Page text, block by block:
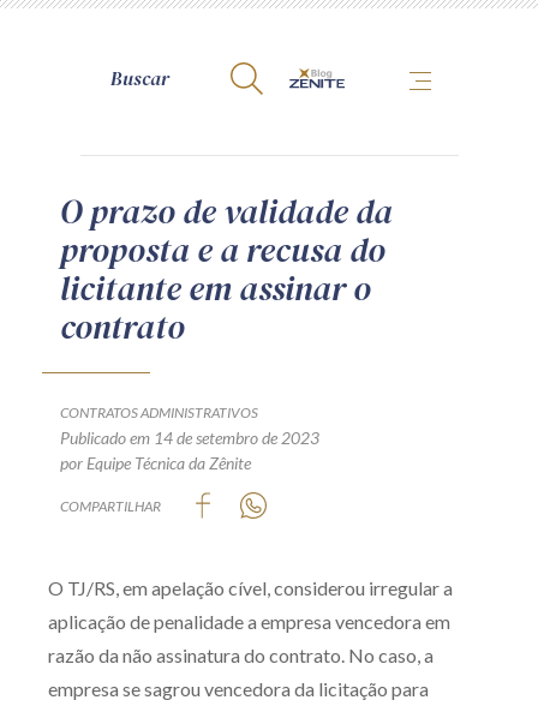
A Zênite
Como publicar conosco
Site da Zênite
Guia de Direitos dos Titulares de Dados
Encarregado (contato)
Zênite Fácil IA
Zênite Play
O prazo de validade da
proposta e a recusa do
licitante em assinar o
contrato
CONTRATOS ADMINISTRATIVOS
Publicado em 14 de setembro de 2023
por Equipe Técnica da Zênite
COMPARTILHAR
O TJ/RS, em apelação cível, considerou irregular a
aplicação de penalidade a empresa vencedora em
razão da não assinatura do contrato. No caso, a
empresa se sagrou vencedora da licitação para